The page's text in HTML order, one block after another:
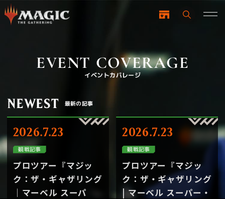
EVENT COVERAGE
イベントカバレージ
NEWEST 最新の記事
2026.7.23
観戦記事
プロツアー『マジッ
ク：ザ・ギャザリング
｜マーベル スーパ
2026.7.23
観戦記事
プロツアー『マジッ
ク：ザ・ギャザリング
| マーベル スーパー・